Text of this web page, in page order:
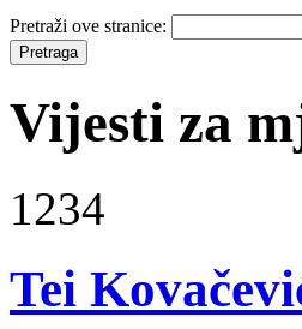
Pretraži ove stranice:
Vijesti za
1234
Tei